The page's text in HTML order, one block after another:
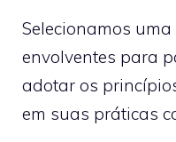
Selecionamos
envolventes para
adotar os
em suas práticas